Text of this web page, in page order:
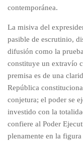
contemporánea.
La misiva del
pasible de escrutinio,
difusión como la
constituye un extravío
premisa es de una
República
conjetura; el poder se
investido con la
confiere al Poder
plenamente en la